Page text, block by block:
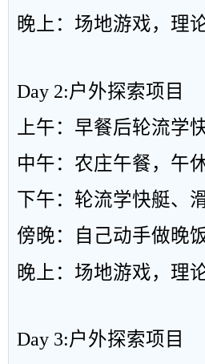
晚上：场地游戏，理
Day 2:户外探索项目
上午：早餐后轮流学
中午：农庄午餐，午
下午：轮流学快艇、
傍晚：自己动手做晚
晚上：场地游戏，理
Day 3:户外探索项目